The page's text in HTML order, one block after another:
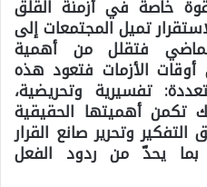
بقوة خاصة في أزمنة القلق
تميل المجتمعات إلى
فتقلل من أهمية
أوقات الأزمات فتعود هذه
تفسيرية وتحريضية،
تكمن أهميتها الحقيقية
وتحرير صانع القرار
بما يحدّ من ردود الفعل